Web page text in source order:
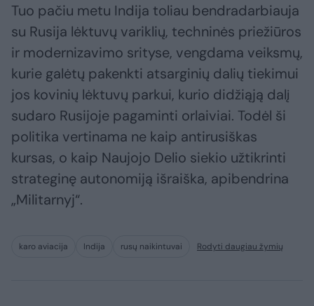
Tuo pačiu metu Indija toliau bendradarbiauja
su Rusija lėktuvų variklių, techninės priežiūros
ir modernizavimo srityse, vengdama veiksmų,
kurie galėtų pakenkti atsarginių dalių tiekimui
jos kovinių lėktuvų parkui, kurio didžiąją dalį
sudaro Rusijoje pagaminti orlaiviai. Todėl ši
politika vertinama ne kaip antirusiškas
kursas, o kaip Naujojo Delio siekio užtikrinti
strateginę autonomiją išraiška, apibendrina
„Militarnyj“.
karo aviacija Indija rusų naikintuvai Rodyti daugiau žymių